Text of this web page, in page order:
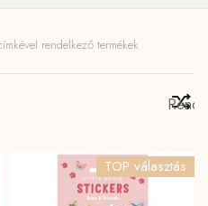
rendelkező termékek
TOP választás